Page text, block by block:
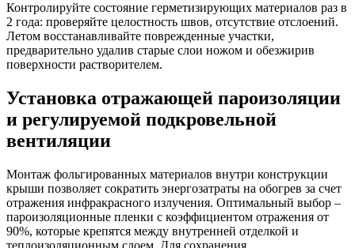
Контролируйте состояние герметизирующих материалов раз в
2 года: проверяйте целостность швов, отсутствие отслоений.
Летом восстанавливайте поврежденные участки,
предварительно удалив старые слои ножом и обезжирив
поверхности растворителем.
Установка отражающей пароизоляции
и регулируемой подкровельной
вентиляции
Монтаж фольгированных материалов внутри конструкции
крыши позволяет сократить энергозатраты на обогрев за счет
отражения инфракрасного излучения. Оптимальный выбор –
пароизоляционные пленки с коэффициентом отражения от
90%, которые крепятся между внутренней отделкой и
теплоизоляционным слоем. Для сохранения